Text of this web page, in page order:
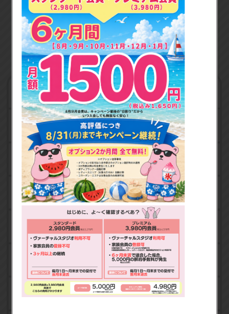
有酸素マシン
筋トレマシン
フリーウェイト
バーチャルスタジオ
レディースエリア
バーチャルバイク
休憩エリア